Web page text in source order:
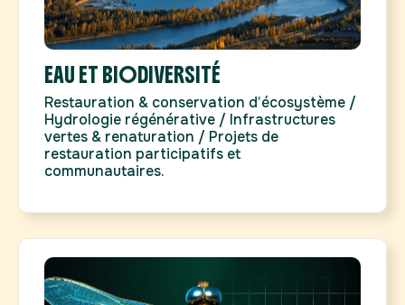
EAU ET BIODIVERSITÉ
Restauration & conservation d’écosystème /
Hydrologie régénérative / Infrastructures
vertes & renaturation / Projets de
restauration participatifs et
communautaires.